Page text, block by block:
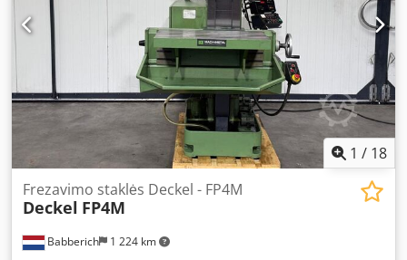
1 / 18
Babberich 1 224 km
Frezavimo staklės Deckel - FP4M
Deckel FP4M